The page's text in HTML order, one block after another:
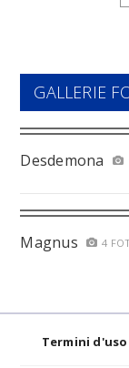
GALLERIE
Desdemona
Magnus 4
Termini d'uso